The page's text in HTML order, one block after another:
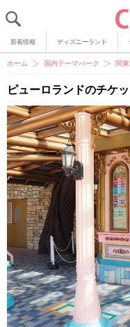
新着情報 ディズニーランド
ホーム 国内テーマパーク 関
ピューロランドのチケ